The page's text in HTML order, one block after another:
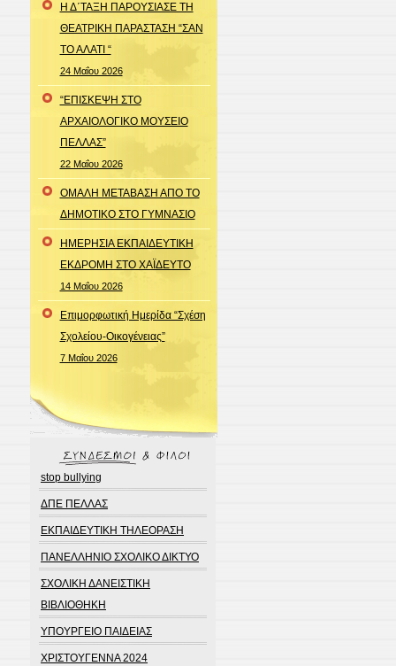
Η Δ΄ΤΑΞΗ ΠΑΡΟΥΣΙΑΣΕ ΤΗ
ΘΕΑΤΡΙΚΗ ΠΑΡΑΣΤΑΣΗ “ΣΑΝ
ΤΟ ΑΛΑΤΙ “
24 Μαΐου 2026
“ΕΠΙΣΚΕΨΗ ΣΤΟ
ΑΡΧΑΙΟΛΟΓΙΚΟ ΜΟΥΣΕΙΟ
ΠΕΛΛΑΣ”
22 Μαΐου 2026
ΟΜΑΛΗ ΜΕΤΑΒΑΣΗ ΑΠΟ ΤΟ
ΔΗΜΟΤΙΚΟ ΣΤΟ ΓΥΜΝΑΣΙΟ
ΗΜΕΡΗΣΙΑ ΕΚΠΑΙΔΕΥΤΙΚΗ
ΕΚΔΡΟΜΗ ΣΤΟ ΧΑΪΔΕΥΤΟ
14 Μαΐου 2026
Επιμορφωτική Ημερίδα “Σχέση
Σχολείου-Οικογένειας”
7 Μαΐου 2026
stop bullying
ΔΠΕ ΠΕΛΛΑΣ
ΕΚΠΑΙΔΕΥΤΙΚΗ ΤΗΛΕΟΡΑΣΗ
ΠΑΝΕΛΛΗΝΙΟ ΣΧΟΛΙΚΟ ΔΙΚΤΥΟ
ΣΧΟΛΙΚΗ ΔΑΝΕΙΣΤΙΚΗ
ΒΙΒΛΙΟΘΗΚΗ
ΥΠΟΥΡΓΕΙΟ ΠΑΙΔΕΙΑΣ
ΧΡΙΣΤΟΥΓΕΝΝΑ 2024